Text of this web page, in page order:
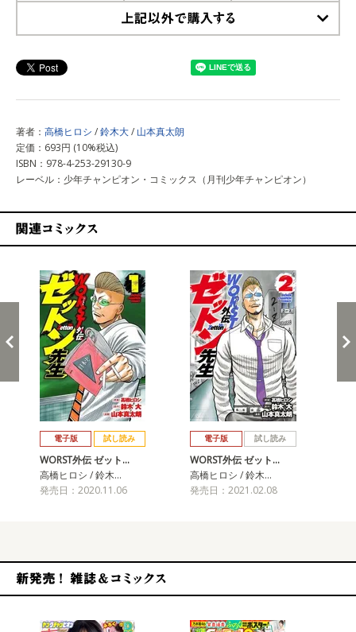
著者： 高橋ヒロシ /鈴木大/ 山本真太朗
定価：693円 (10%税込)
ISBN：978-4-253-29130-9
レーベル：少年チャンピオン・コミックス（月刊少年チャンピオン）
電子版 試し読み
WORST外伝 ゼット…
高橋ヒロシ / 鈴木…
発売日：2020.11.06
電子版 試し読み
WORST外伝 ゼット…
高橋ヒロシ / 鈴木…
発売日：2021.02.08